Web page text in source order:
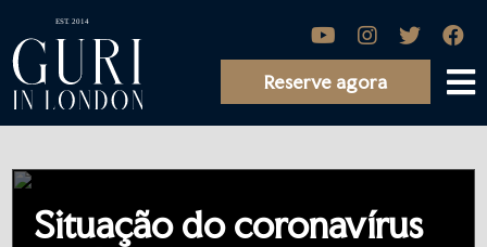
Reserve agora
Situação do coronavírus